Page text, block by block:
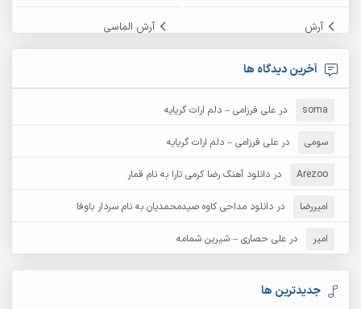
آرش آرش الماسی
آرش امامی
آرش دی جی 2
آرش عثمان
آرش مبهم آرش مستشیری
آرش مهرابی آرش نظری
آرشام
آرکاداش
آخرین دیدگاه ها
soma در علی فرزامی – دلم ارات گریایه
سومی در علی فرزامی – دلم ارات گریایه
Arezoo در دانلود آهنگ رضا کرمی تارا به نام قمار
امیررضا در دانلود مداحی کاوه صیدمحمدیان به نام سردار باوفا
امیر در علی حصاری – شیرین شمامه
جدیدترین ها